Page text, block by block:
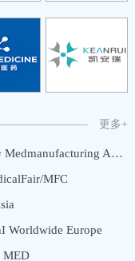
更多+
新加坡医药原料及制药展览会 Medmanufacturing Asia/MMA
MFC
Worldwide Europe
MED